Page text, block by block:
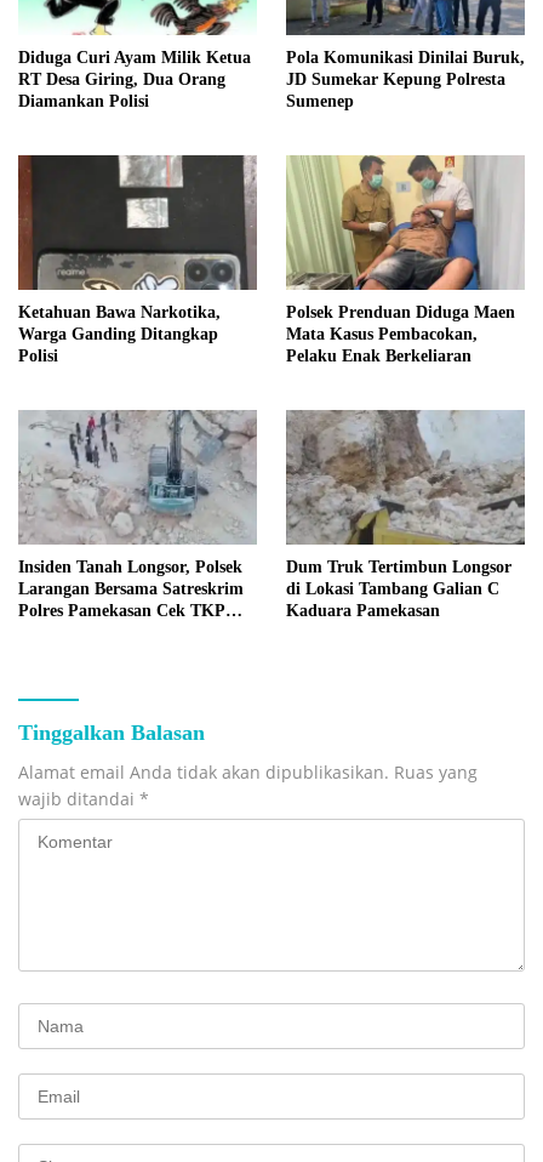
Diduga Curi Ayam Milik Ketua
RT Desa Giring, Dua Orang
Diamankan Polisi
Pola Komunikasi Dinilai Buruk,
JD Sumekar Kepung Polresta
Sumenep
Ketahuan Bawa Narkotika,
Warga Ganding Ditangkap
Polisi
Polsek Prenduan Diduga Maen
Mata Kasus Pembacokan,
Pelaku Enak Berkeliaran
Insiden Tanah Longsor, Polsek
Larangan Bersama Satreskrim
Polres Pamekasan Cek TKP
Dum Truk Tertimbun Longsor
di Lokasi Tambang Galian C
Kaduara Pamekasan
Tinggalkan Balasan
Alamat email Anda tidak akan dipublikasikan. Ruas yang
wajib ditandai *